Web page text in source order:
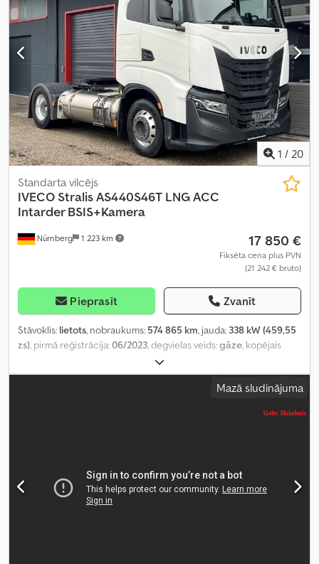
iekraušanas vietas platums:
2 470 mm , Aprīkojums:ABS, centrālā
atslēga, gaisa kondicionēšana, kravas automašīnas reģistrācija,
nesmēķētāju transportlīdzeklis, paceļamais aizmugurējais
borts, piekabes sakabe, pilna apkope vēsture, retardētājs,
stūres pastiprinātājs,
1 / 20
Nürnberg 1 223 km
Standarta vilcējs
IVECO Stralis AS440S46T LNG ACC
Intarder BSIS+Kamera
17 850 €
Fiksēta cena plus PVN
(21 242 € bruto)
Pieprasīt Zvanīt
Stāvoklis: lietots, nobraukums: 574 865 km, jauda: 338 kW (459,55
zs) , pirmā reģistrācija:06/2023 , degvielas veids:gāze , kopējais
, asu konfigurācija:
krāsa:balts, pārnesuma veids:automātisks, emisijas klase:Euro 6,
ABS, elektroniskā stabilitātes programma (ESP),
Mazā sludinājuma